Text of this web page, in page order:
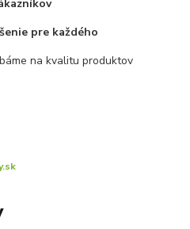
pre každého
na kvalitu produktov